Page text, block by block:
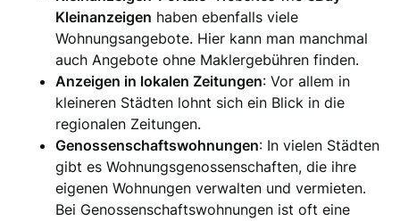
Kleinanzeigen haben ebenfalls viele
Wohnungsangebote. Hier kann man manchmal
auch Angebote ohne Maklergebühren finden.
Anzeigen in lokalen Zeitungen: Vor allem in
kleineren Städten lohnt sich ein Blick in die
regionalen Zeitungen.
Genossenschaftswohnungen: In vielen Städten
gibt es Wohnungsgenossenschaften, die ihre
eigenen Wohnungen verwalten und vermieten.
Bei Genossenschaftswohnungen ist oft eine